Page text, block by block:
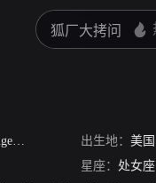
出生地： 美国
星座： 处女座